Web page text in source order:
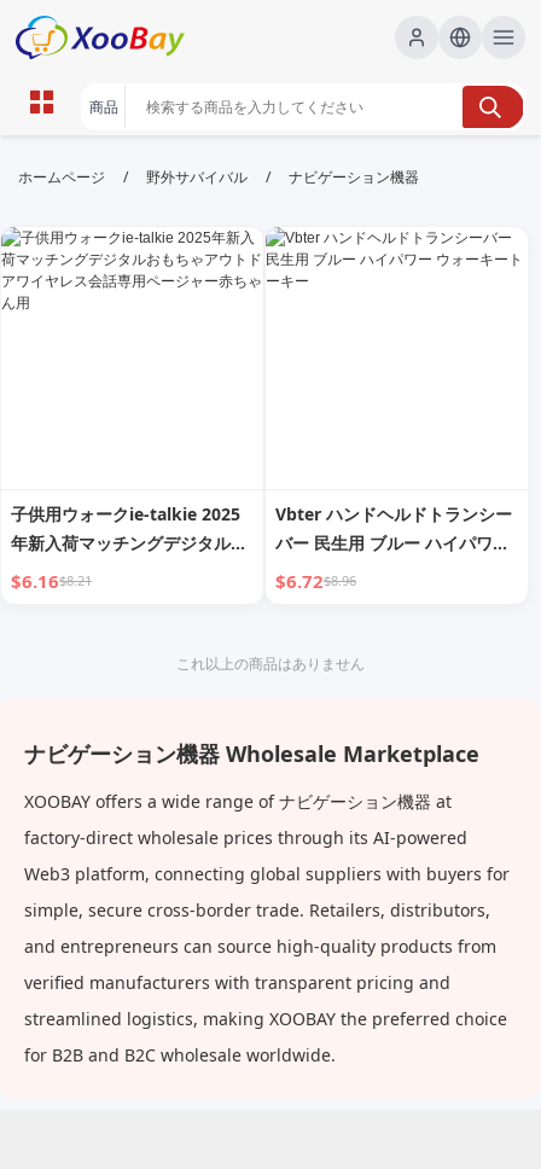
ナビゲーション機器 | XOOBAY
ナビゲーション機器, 車載ナビ, ルート案内, wholesale
ナビゲーション機器, XOOBAY
最新のナビゲーション機器の選び方と活用法を詳しく解説。車載ナビの
ホームページ / 野外サバイバル / ナビゲーション機器
子供用ウォークie-talkie 2025
年新入荷マッチングデジタルお
もちゃアウトドアワイヤレス会
$6.16$8.21
Vbter ハンドヘルドトランシー
バー 民生用 ブルー ハイパワー
ウォーキートーキー
$6.72$8.96
これ以上の商品はありません
ナビゲーション機器 Wholesale Marketplace
XOOBAY offers a wide range of ナビゲーション機器 at
factory-direct wholesale prices through its AI-powered
Web3 platform, connecting global suppliers with buyers for
simple, secure cross-border trade. Retailers, distributors,
and entrepreneurs can source high-quality products from
verified manufacturers with transparent pricing and
streamlined logistics, making XOOBAY the preferred choice
for B2B and B2C wholesale worldwide.